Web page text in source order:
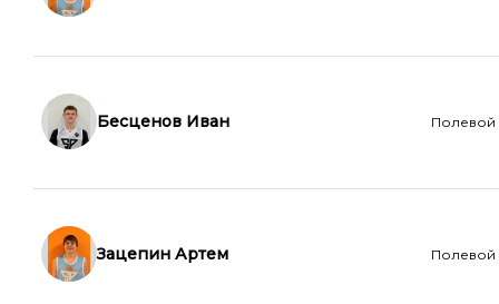
Бесценов Иван Полевой
Зацепин Артем Полевой